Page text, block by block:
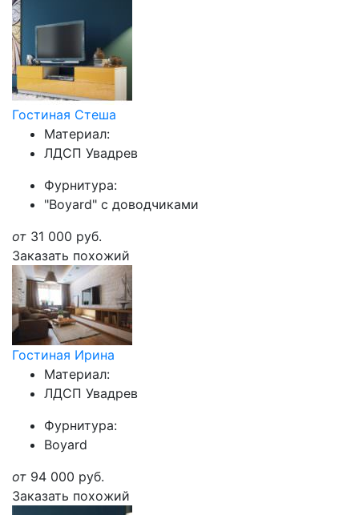
Гостиная Стеша
Материал:
ЛДСП Увадрев
Фурнитура:
"Boyard" с доводчиками
от 31 000 руб.
Заказать похожий
Гостиная Ирина
Материал:
ЛДСП Увадрев
Фурнитура:
Boyard
от 94 000 руб.
Заказать похожий